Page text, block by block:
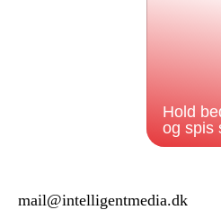
Hold
og spis
mail@intelligentmedia.dk